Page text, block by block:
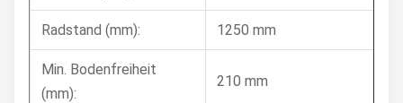
Radstand (mm): 1250 mm
Min. Bodenfreiheit
(mm):
210 mm